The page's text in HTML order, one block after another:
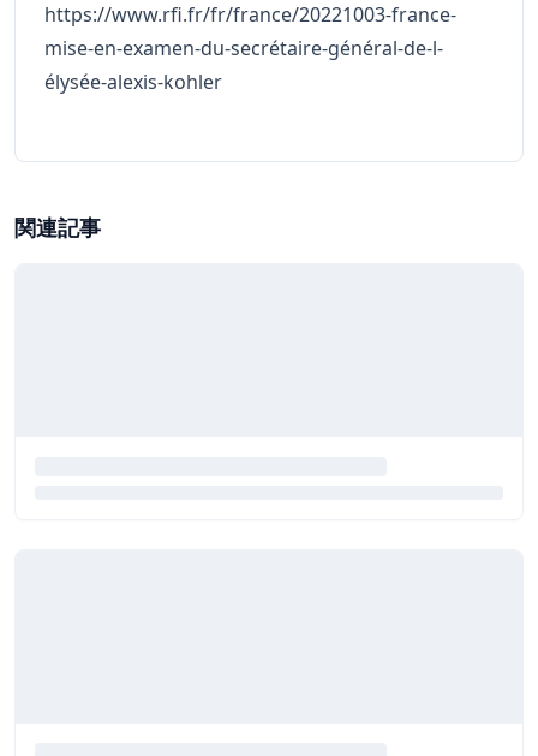
https://www.rfi.fr/fr/france/20221003-france-
mise-en-examen-du-secrétaire-général-de-l-
élysée-alexis-kohler
関連記事